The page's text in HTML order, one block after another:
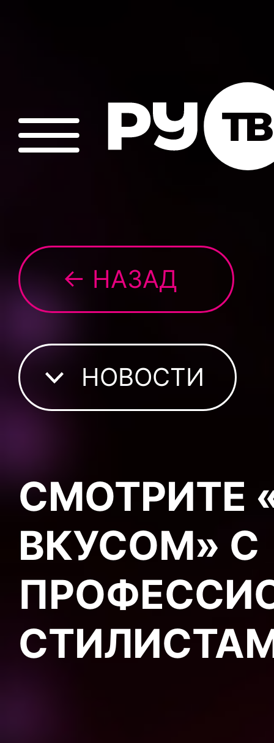
← НАЗАД
НОВОСТИ
СМОТРИТЕ
ВКУСОМ» С